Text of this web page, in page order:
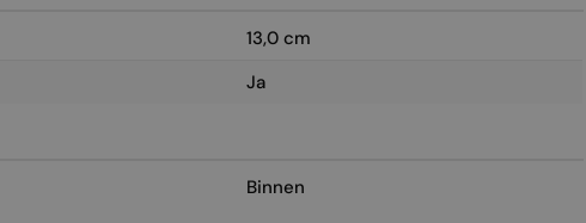
13,0 cm
Ja
Binnen